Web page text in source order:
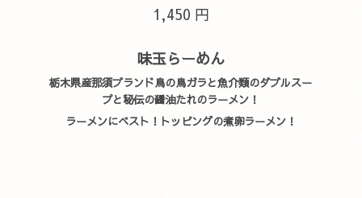
1,450 円
味玉らーめん
栃木県産那須ブランド鳥の鳥ガラと魚介類のダブルスー
プと秘伝の醤油たれのラーメン！
ラーメンにベスト！トッピングの煮卵ラーメン！